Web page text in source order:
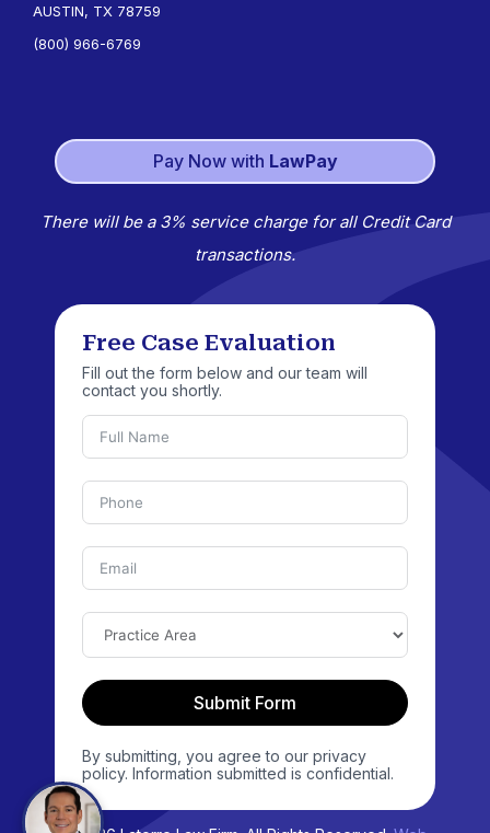
AUSTIN, TX 78759
(800) 966-6769
Pay Now with LawPay
There will be a 3% service charge for all Credit Card
transactions.
Free Case Evaluation
Fill out the form below and our team will
contact you shortly.
Submit Form
By submitting, you agree to our privacy
policy. Information submitted is confidential.